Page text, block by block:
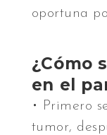
oportuna
¿Cómo
en el
• Primero
tumor,